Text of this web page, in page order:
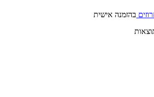
בהזמנה אישית